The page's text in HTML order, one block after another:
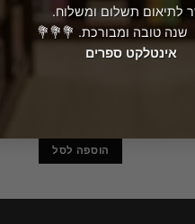
לתיאום תשלום ומשלוח.
שנה טובה ומבורכת. 💐💐💐
אינטלקט ספרים
יהדות
משפט וצדקה בישראל
וחירות בישראל
צדק חברתי במזרח
הוספה לסל